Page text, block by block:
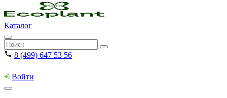
Каталог
8 (499) 647 53 56
Войти